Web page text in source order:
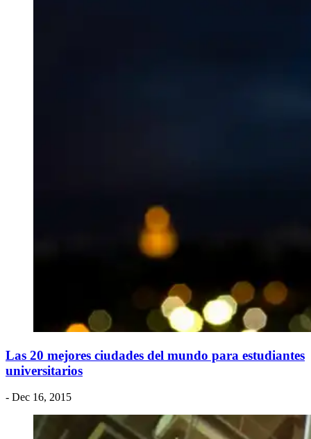
Las 20 mejores ciudades del mundo para estudiantes
universitarios
- Dec 16, 2015